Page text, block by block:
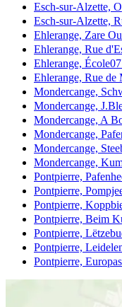
Esch-sur-Alzette,
Esch-sur-Alzette,
Ehlerange, Zare
Ehlerange, Rue
Ehlerange, École
Ehlerange, Rue de
Mondercange,
Mondercange,
Mondercange, A
Mondercange,
Mondercange,
Mondercange,
Pontpierre,
Pontpierre,
Pontpierre,
Pontpierre, Beim
Pontpierre,
Pontpierre,
Pontpierre,